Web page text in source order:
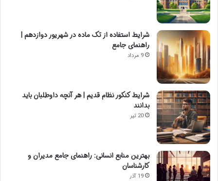
شرایط استفاده از تک ماده در شهریور دوازدهم |
راهنمای جامع
9 مرداد
شرایط کنکور نظام قدیم | هر آنچه داوطلبان باید
بدانند
20 تیر
بهترین منابع انسانی: راهنمای جامع مدیران و
کارشناسان
19 آذر